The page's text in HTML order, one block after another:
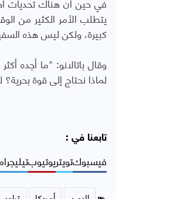
يتطلب الأمر الكثير من
كبيرة، ولكن ليس هذه
وقال باتالانو: "ما أجده
لماذا نحتاج إلى قوة
تابعنا في :
فيسبوكتويتريوتيوب